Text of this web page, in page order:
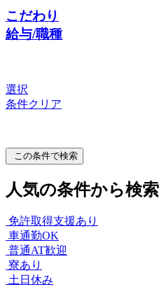
こだわり
給与/職種
選択
条件クリア
この条件で検索
人気の条件から検索
免許取得支援あり
車通勤OK
普通AT歓迎
寮あり
土日休み